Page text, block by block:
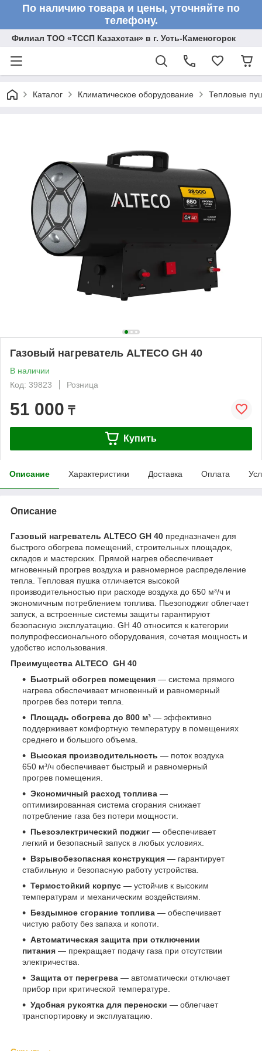
По наличию товара и цены, уточняйте по
телефону.
Филиал ТОО «ТССП Казахстан» в г. Усть-Каменогорск
Каталог Климатическое оборудование Тепловые
Газовый нагреватель ALTECO GH 40
В наличии
Код: 39823
Розница
51 000 ₸
Купить
Описание Характеристики Доставка Оплата
Описание
Газовый нагреватель ALTECO GH 40 предназначен для
быстрого обогрева помещений, строительных площадок,
складов и мастерских. Прямой нагрев обеспечивает
мгновенный прогрев воздуха и равномерное распределение
тепла. Тепловая пушка отличается высокой
производительностью при расходе воздуха до 650 м³/ч и
экономичным потреблением топлива. Пьезоподжиг облегчает
запуск, а встроенные системы защиты гарантируют
безопасную эксплуатацию. GH 40 относится к категории
полупрофессионального оборудования, сочетая мощность и
удобство использования.
Преимущества ALTECO GH 40
Быстрый обогрев помещения — система прямого
нагрева обеспечивает мгновенный и равномерный
прогрев без потери тепла.
Площадь обогрева до 800 м³ — эффективно
поддерживает комфортную температуру в помещениях
среднего и большого объема.
Высокая производительность — поток воздуха
650 м³/ч обеспечивает быстрый и равномерный
прогрев помещения.
Экономичный расход топлива —
оптимизированная система сгорания снижает
потребление газа без потери мощности.
Пьезоэлектрический поджиг — обеспечивает
легкий и безопасный запуск в любых условиях.
Взрывобезопасная конструкция — гарантирует
стабильную и безопасную работу устройства.
Термостойкий корпус — устойчив к высоким
температурам и механическим воздействиям.
Бездымное сгорание топлива — обеспечивает
чистую работу без запаха и копоти.
Автоматическая защита при отключении
питания — прекращает подачу газа при отсутствии
электричества.
Защита от перегрева — автоматически отключает
прибор при критической температуре.
Удобная рукоятка для переноски — облегчает
транспортировку и эксплуатацию.